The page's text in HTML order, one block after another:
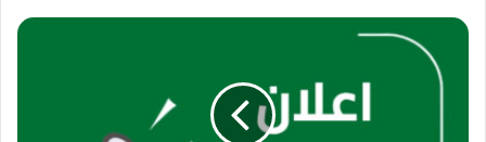
مطلوب
محاسبةللعمل